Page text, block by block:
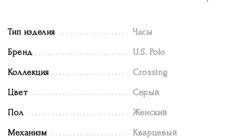
Тип изделия Часы
Бренд U.S. Polo
Коллекция Crossing
Цвет Серый
Пол Женский
Механизм Кварцевый